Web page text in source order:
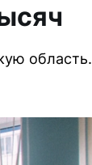
область.